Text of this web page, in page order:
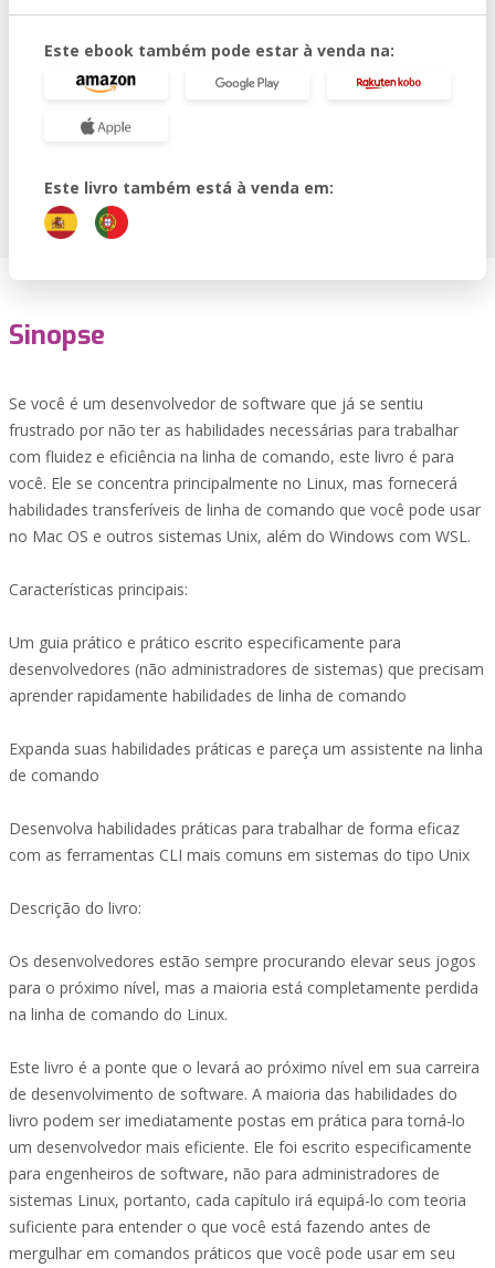
Este ebook também pode estar à venda na:
Este livro também está à venda em:
Sinopse
Se você é um desenvolvedor de software que já se sentiu
frustrado por não ter as habilidades necessárias para trabalhar
com fluidez e eficiência na linha de comando, este livro é para
você. Ele se concentra principalmente no Linux, mas fornecerá
habilidades transferíveis de linha de comando que você pode usar
no Mac OS e outros sistemas Unix, além do Windows com WSL.
Características principais:
Um guia prático e prático escrito especificamente para
desenvolvedores (não administradores de sistemas) que precisam
aprender rapidamente habilidades de linha de comando
Expanda suas habilidades práticas e pareça um assistente na linha
de comando
Desenvolva habilidades práticas para trabalhar de forma eficaz
com as ferramentas CLI mais comuns em sistemas do tipo Unix
Descrição do livro:
Os desenvolvedores estão sempre procurando elevar seus jogos
para o próximo nível, mas a maioria está completamente perdida
na linha de comando do Linux.
Este livro é a ponte que o levará ao próximo nível em sua carreira
de desenvolvimento de software. A maioria das habilidades do
livro podem ser imediatamente postas em prática para torná-lo
um desenvolvedor mais eficiente. Ele foi escrito especificamente
para engenheiros de software, não para administradores de
sistemas Linux, portanto, cada capítulo irá equipá-lo com teoria
suficiente para entender o que você está fazendo antes de
mergulhar em comandos práticos que você pode usar em seu